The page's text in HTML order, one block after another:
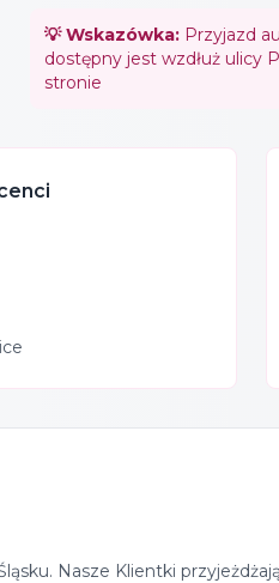
💡 Wskazówka: Przyjazd
dostępny jest wzdłuż ulicy
stronie
Nasze Klientki